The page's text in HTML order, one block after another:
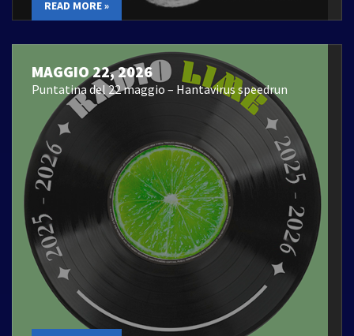
READ MORE »
MAGGIO 22, 2026
Puntatina del 22 maggio – Hantavirus speedrun